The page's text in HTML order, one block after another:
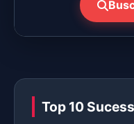
Top 10